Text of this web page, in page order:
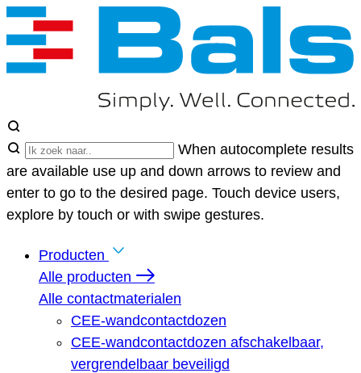
When autocomplete results
are available use up and down arrows to review and
enter to go to the desired page. Touch device users,
explore by touch or with swipe gestures.
Producten
Alle producten
Alle contactmaterialen
CEE-wandcontactdozen
CEE-wandcontactdozen afschakelbaar,
vergrendelbaar beveiligd